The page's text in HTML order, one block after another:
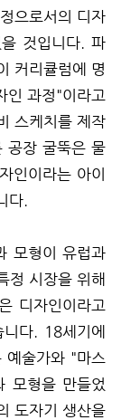
으로서의 디자
것입니다. 파
커리큘럼에 명
인 과정"이라고
스케치를 제작
공장 굴뚝은 물
인이라는 아이
다.
모형이 유럽과
정 시장을 위해
디자인이라고
다. 18세기에
예술가와 "마스
모형을 만들었
도자기 생산을